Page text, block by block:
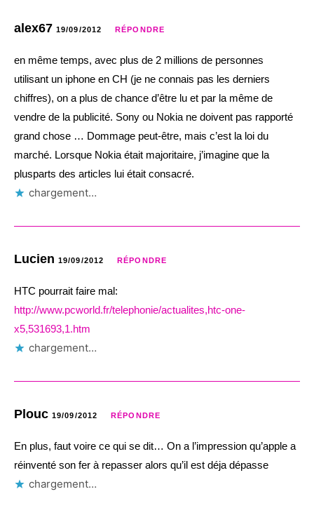
alex67 19/09/2012 RÉPONDRE
en même temps, avec plus de 2 millions de personnes
utilisant un iphone en CH (je ne connais pas les derniers
chiffres), on a plus de chance d’être lu et par la même de
vendre de la publicité. Sony ou Nokia ne doivent pas rapporté
grand chose … Dommage peut-être, mais c’est la loi du
marché. Lorsque Nokia était majoritaire, j’imagine que la
plusparts des articles lui était consacré.
chargement…
Lucien 19/09/2012 RÉPONDRE
HTC pourrait faire mal:
http://www.pcworld.fr/telephonie/actualites,htc-one-
x5,531693,1.htm
chargement…
Plouc 19/09/2012 RÉPONDRE
En plus, faut voire ce qui se dit… On a l’impression qu’apple a
réinventé son fer à repasser alors qu’il est déja dépasse
chargement…